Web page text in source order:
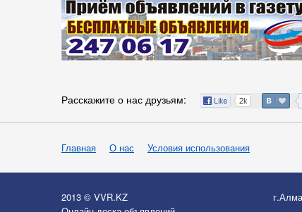
Расскажите о нас друзьям:
Главная О нас Условия использования
2013 © VVR.KZ